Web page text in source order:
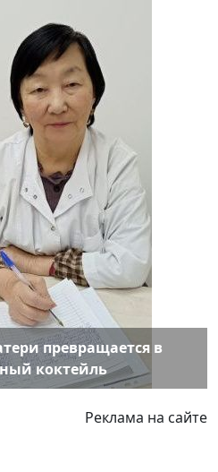
превращается в
коктейль
Реклама на сайте